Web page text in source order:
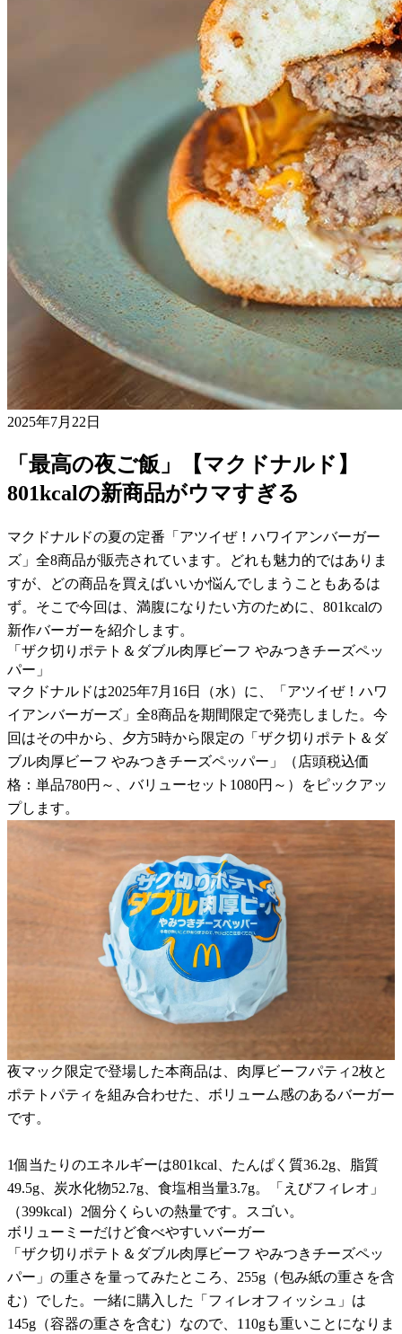
2025年7月22日
「最高の夜ご飯」【マクドナルド】
801kcalの新商品がウマすぎる
マクドナルドの夏の定番「アツイぜ！ハワイアンバーガー
ズ」全8商品が販売されています。どれも魅力的ではありま
すが、どの商品を買えばいいか悩んでしまうこともあるは
ず。そこで今回は、満腹になりたい方のために、801kcalの
新作バーガーを紹介します。
「ザク切りポテト＆ダブル肉厚ビーフ やみつきチーズペッ
パー」
マクドナルドは2025年7月16日（水）に、「アツイぜ！ハワ
イアンバーガーズ」全8商品を期間限定で発売しました。今
回はその中から、夕方5時から限定の「ザク切りポテト＆ダ
ブル肉厚ビーフ やみつきチーズペッパー」（店頭税込価
格：単品780円～、バリューセット1080円～）をピックアッ
プします。
夜マック限定で登場した本商品は、肉厚ビーフパティ2枚と
ポテトパティを組み合わせた、ボリューム感のあるバーガー
です。
1個当たりのエネルギーは801kcal、たんぱく質36.2g、脂質
49.5g、炭水化物52.7g、食塩相当量3.7g。「えびフィレオ」
（399kcal）2個分くらいの熱量です。スゴい。
ボリューミーだけど食べやすいバーガー
「ザク切りポテト＆ダブル肉厚ビーフ やみつきチーズペッ
パー」の重さを量ってみたところ、255g（包み紙の重さを含
む）でした。一緒に購入した「フィレオフィッシュ」は
145g（容器の重さを含む）なので、110gも重いことになりま